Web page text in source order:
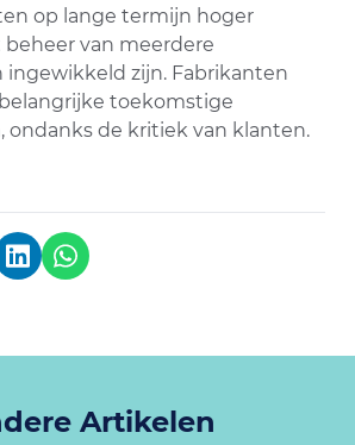
op lange termijn hoger
van meerdere
zijn. Fabrikanten
toekomstige
ondanks de kritiek van klanten.
Artikelen